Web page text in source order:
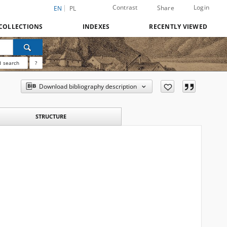
EN PL Contrast Share Login
INDEXES RECENTLY VIEWED
search ?
Download bibliography description
STRUCTURE